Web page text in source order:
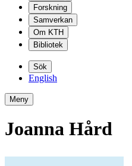
Forskning
Samverkan
Om KTH
Bibliotek
Sök
English
Meny
Joanna Hård